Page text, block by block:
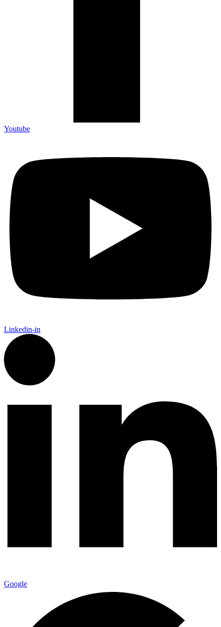
Youtube
Linkedin-in
Google